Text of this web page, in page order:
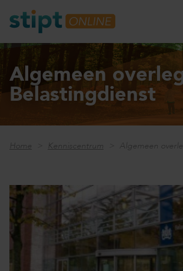
Algemeen
Belastingdienst
Home Kenniscentrum Algemeen